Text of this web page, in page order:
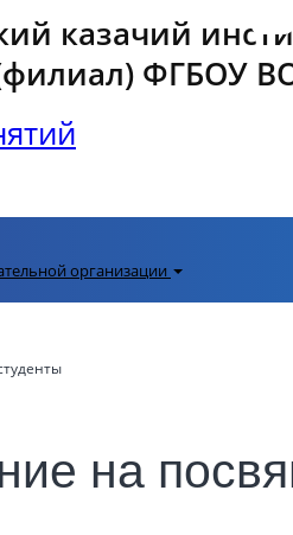
казачий
ФГБОУ
организации
на